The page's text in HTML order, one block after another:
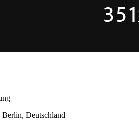
Berlin, Deutschland